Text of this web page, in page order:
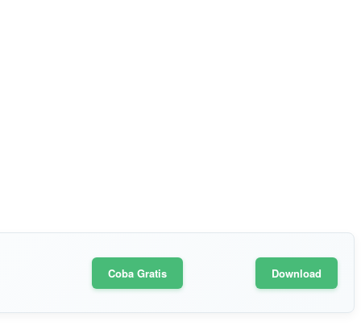
Coba Gratis Download